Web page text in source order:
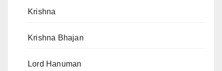
Krishna
Krishna Bhajan
Lord Hanuman